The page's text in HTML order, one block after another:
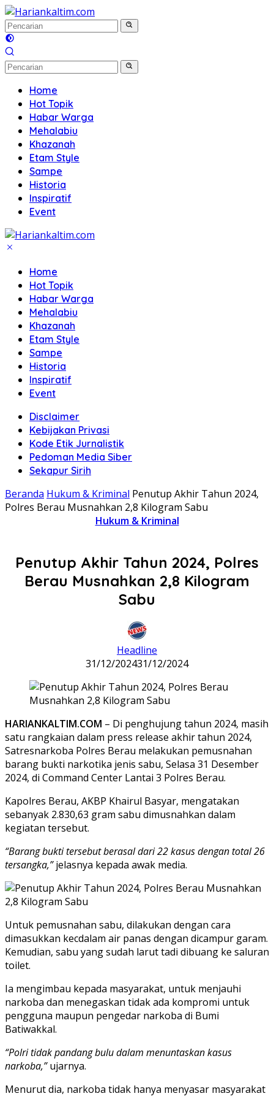
Langsung
ke
konten
Home
Hot Topik
Habar Warga
Mehalabiu
Khazanah
Etam Style
Sampe
Historia
Inspiratif
Event
Home
Hot Topik
Habar Warga
Mehalabiu
Khazanah
Etam Style
Sampe
Historia
Inspiratif
Event
Disclaimer
Kebijakan Privasi
Kode Etik Jurnalistik
Pedoman Media Siber
Sekapur Sirih
Beranda Hukum & Kriminal Penutup Akhir Tahun 2024,
Polres Berau Musnahkan 2,8 Kilogram Sabu
Hukum & Kriminal
Penutup Akhir Tahun 2024, Polres
Berau Musnahkan 2,8 Kilogram
Sabu
Headline
31/12/202431/12/2024
HARIANKALTIM.COM – Di penghujung tahun 2024, masih
satu rangkaian dalam press release akhir tahun 2024,
Satresnarkoba Polres Berau melakukan pemusnahan
barang bukti narkotika jenis sabu, Selasa 31 Desember
2024, di Command Center Lantai 3 Polres Berau.
Kapolres Berau, AKBP Khairul Basyar, mengatakan
sebanyak 2.830,63 gram sabu dimusnahkan dalam
kegiatan tersebut.
“Barang bukti tersebut berasal dari 22 kasus dengan total 26
tersangka,”jelasnya kepada awak media.
Untuk pemusnahan sabu, dilakukan dengan cara
dimasukkan kecdalam air panas dengan dicampur garam.
Kemudian, sabu yang sudah larut tadi dibuang ke saluran
toilet.
Ia mengimbau kepada masyarakat, untuk menjauhi
narkoba dan menegaskan tidak ada kompromi untuk
pengguna maupun pengedar narkoba di Bumi
Batiwakkal.
“Polri tidak pandang bulu dalam menuntaskan kasus
narkoba,”ujarnya.
Menurut dia, narkoba tidak hanya menyasar masyarakat